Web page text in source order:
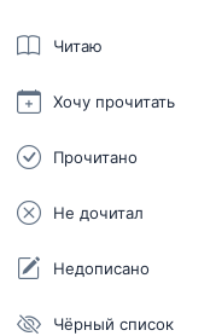
Читаю
Хочу прочитать
Прочитано
Не дочитал
Недописано
Чёрный список